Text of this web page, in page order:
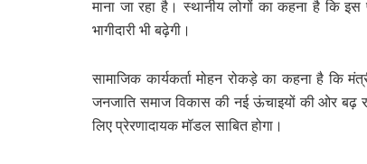
माना जा रहा है। स्थानीय लोगों का कहना है कि
भागीदारी भी बढ़ेगी।
सामाजिक कार्यकर्ता मोहन रोकड़े का कहना है कि
जनजाति समाज विकास की नई ऊंचाइयों की ओर बढ़
लिए प्रेरणादायक मॉडल साबित होगा।